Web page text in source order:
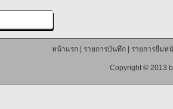
หน้าแรก| รายการบันทึก| รายการยืมห
Copyright © 2013